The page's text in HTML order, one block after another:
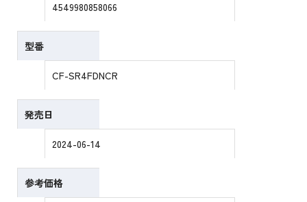
4549980858066
型番
CF-SR4FDNCR
発売日
2024-06-14
参考価格